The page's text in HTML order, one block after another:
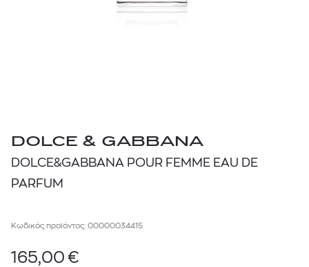
DOLCE & GABBANA
DOLCE&GABBANA POUR FEMME EAU DE
PARFUM
Κωδικός προϊόντος: 00000034415
165,00 €